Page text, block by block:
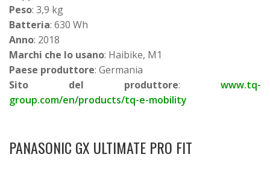
Peso: 3,9 kg
Batteria: 630 Wh
Anno: 2018
Marchi che lo usano: Haibike, M1
Paese produttore: Germania
Sito del produttore: www.tq-
group.com/en/products/tq-e-mobility
PANASONIC GX ULTIMATE PRO FIT